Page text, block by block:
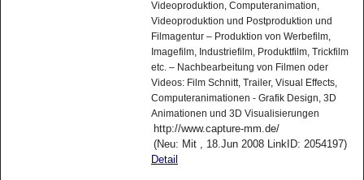
Videoproduktion, Computeranimation,
Videoproduktion und Postproduktion und
Filmagentur – Produktion von Werbefilm,
Imagefilm, Industriefilm, Produktfilm, Trickfilm
etc. – Nachbearbeitung von Filmen oder
Videos: Film Schnitt, Trailer, Visual Effects,
Computeranimationen - Grafik Design, 3D
Animationen und 3D Visualisierungen
http://www.capture-mm.de/
(Neu: Mit , 18.Jun 2008 LinkID: 2054197)
Detail